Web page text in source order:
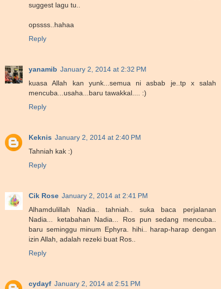
suggest lagu tu..
opssss..hahaa
Reply
yanamib January 2, 2014 at 2:32 PM
kuasa Allah kan yunk...semua ni asbab je..tp x salah
mencuba...usaha...baru tawakkal.... :)
Reply
Keknis January 2, 2014 at 2:40 PM
Tahniah kak :)
Reply
Cik Rose January 2, 2014 at 2:41 PM
Alhamdulillah Nadia.. tahniah.. suka baca perjalanan
Nadia... ketabahan Nadia... Ros pun sedang mencuba..
baru seminggu minum Ephyra. hihi.. harap-harap dengan
izin Allah, adalah rezeki buat Ros..
Reply
cydayf January 2, 2014 at 2:51 PM